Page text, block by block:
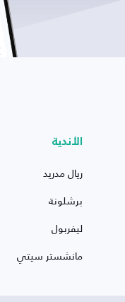
الأندية
ريال مدريد
برشلونة
ليفربول
مانشستر سيتي